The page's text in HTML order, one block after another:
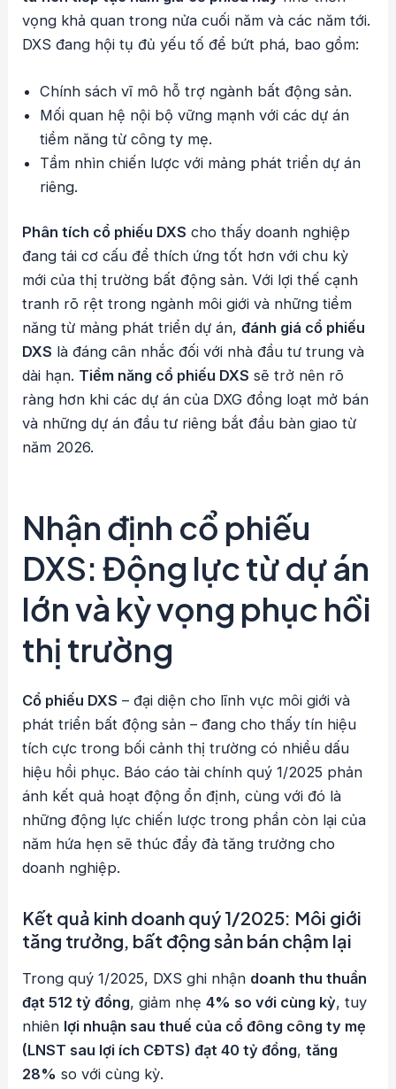
vọng khả quan trong nửa cuối năm và các năm tới.
DXS đang hội tụ đủ yếu tố để bứt phá, bao gồm:
Chính sách vĩ mô hỗ trợ ngành bất động sản.
Mối quan hệ nội bộ vững mạnh với các dự án
tiềm năng từ công ty mẹ.
Tầm nhìn chiến lược với mảng phát triển dự án
riêng.
Phân tích cổ phiếu DXS cho thấy doanh nghiệp
đang tái cơ cấu để thích ứng tốt hơn với chu kỳ
mới của thị trường bất động sản. Với lợi thế cạnh
tranh rõ rệt trong ngành môi giới và những tiềm
năng từ mảng phát triển dự án,đánh giá cổ phiếu
DXS là đáng cân nhắc đối với nhà đầu tư trung và
dài hạn. Tiềm năng cổ phiếu DXS sẽ trở nên rõ
ràng hơn khi các dự án của DXG đồng loạt mở bán
và những dự án đầu tư riêng bắt đầu bàn giao từ
năm 2026.
Nhận định cổ phiếu
DXS: Động lực từ dự án
lớn và kỳ vọng phục hồi
thị trường
Cổ phiếu DXS – đại diện cho lĩnh vực môi giới và
phát triển bất động sản – đang cho thấy tín hiệu
tích cực trong bối cảnh thị trường có nhiều dấu
hiệu hồi phục. Báo cáo tài chính quý 1/2025 phản
ánh kết quả hoạt động ổn định, cùng với đó là
những động lực chiến lược trong phần còn lại của
năm hứa hẹn sẽ thúc đẩy đà tăng trưởng cho
doanh nghiệp.
Kết quả kinh doanh quý 1/2025: Môi giới
tăng trưởng, bất động sản bán chậm lại
Trong quý 1/2025, DXS ghi nhận doanh thu thuần
đạt 512 tỷ đồng, giảm nhẹ4% so với cùng kỳ, tuy
nhiên lợi nhuận sau thuế của cổ đông công ty mẹ
(LNST sau lợi ích CĐTS) đạt 40 tỷ đồng,tăng
28% so với cùng kỳ.